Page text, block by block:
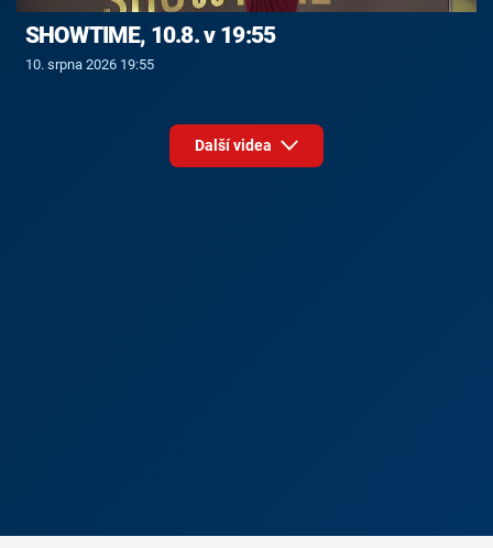
SHOWTIME, 10.8. v 19:55
10. srpna 2026 19:55
Další videa